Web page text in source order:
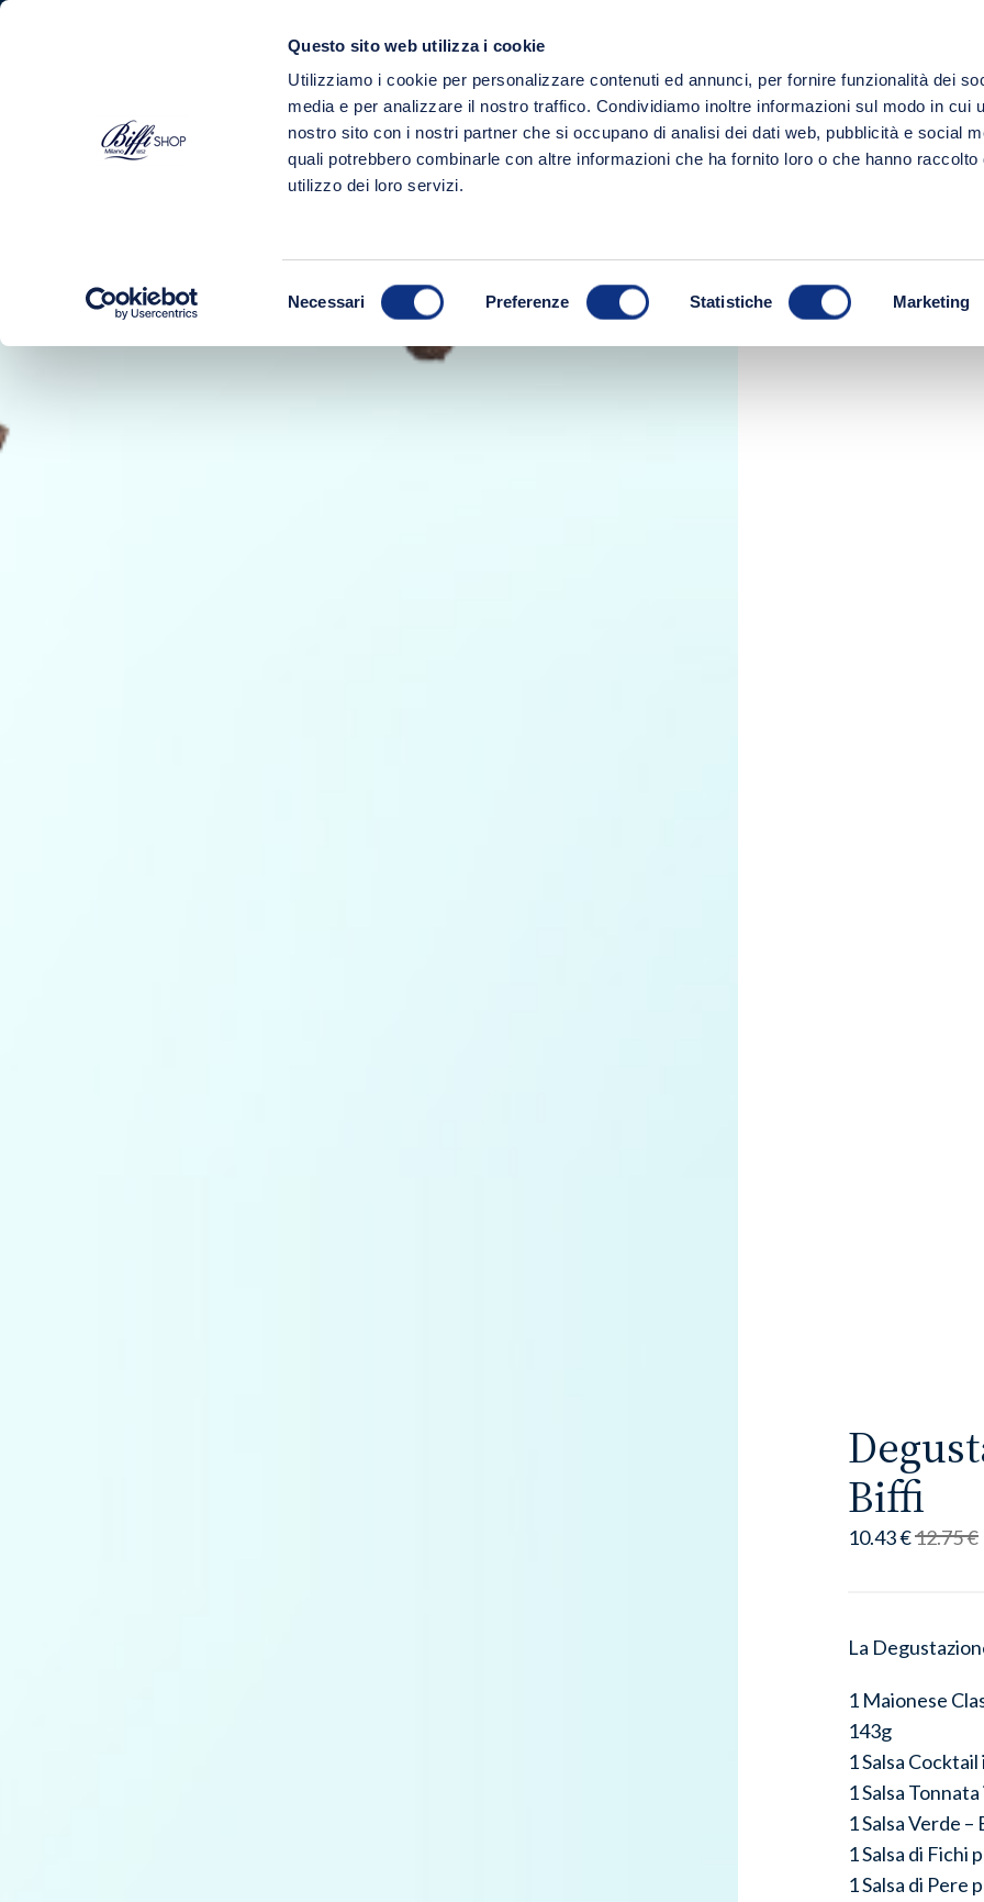
Questo sito web utilizza i cookie
Utilizziamo i cookie per personalizzare contenuti ed annunci, per fornire funzionalità dei
media e per analizzare il nostro traffico. Condividiamo inoltre informazioni sul modo in cui
nostro sito con i nostri partner che si occupano di analisi dei dati web, pubblicità e social
quali potrebbero combinarle con altre informazioni che ha fornito loro o che hanno raccolto
utilizzo dei loro servizi.
Necessari Preferenze Statistiche Marketing
PRODOTTI LINEE FRESCHI IDEE REGALO
Ricerca
Home Idee Regalo e Degustazioni Degustazione di Salse Biffi
Biffi
10.43 €12.75 €
La
1 Maionese
143g
1 Salsa
1 Salsa
1 Salsa Verde
1 Salsa di Fichi
1 Salsa di Pere